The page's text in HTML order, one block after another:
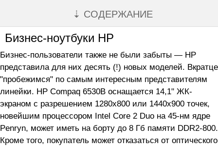
⇣ СОДЕРЖАНИЕ
Бизнес-ноутбуки HP
Бизнес-пользователи также не были забыты — HP
представила для них десять (!) новых моделей. Вкратце
"пробежимся" по самым интересным представителям
линейки. HP Compaq 6530B оснащается 14,1" ЖК-
экраном с разрешением 1280х800 или 1440х900 точек,
новейшим процессором Intel Core 2 Duo на 45-нм ядре
Penryn, может иметь на борту до 8 Гб памяти DDR2-800.
Кроме того, покупатель может отказаться от оптического